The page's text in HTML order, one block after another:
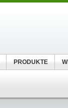
PRODUKTE